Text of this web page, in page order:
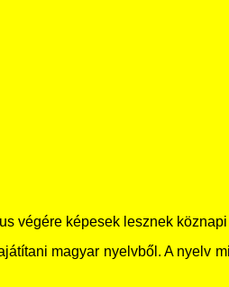
végére képesek lesznek
magyar nyelvből. A nyelv